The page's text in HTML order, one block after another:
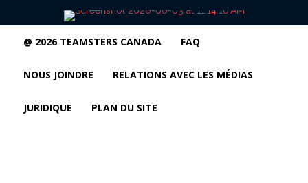
@ 2026 TEAMSTERS CANADA FAQ
NOUS JOINDRE RELATIONS AVEC LES MÉDIAS
JURIDIQUE PLAN DU SITE